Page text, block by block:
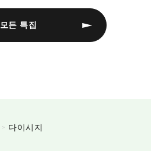
모든 특집
다이시지